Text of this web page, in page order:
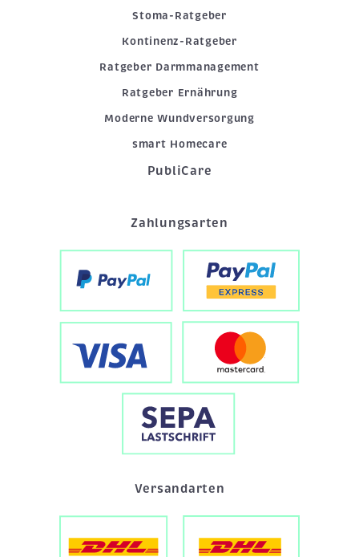
Stoma-Ratgeber
Kontinenz-Ratgeber
Ratgeber Darmmanagement
Ratgeber Ernährung
Moderne Wundversorgung
smart Homecare
PubliCare
Zahlungsarten
Versandarten